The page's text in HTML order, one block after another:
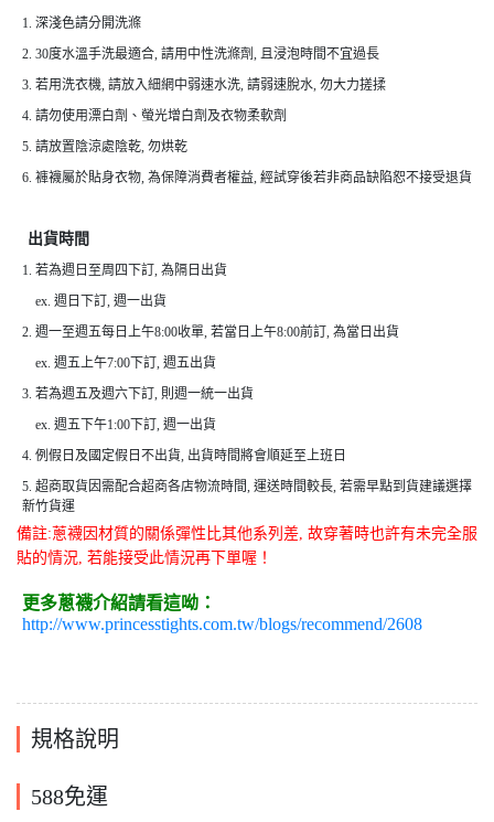
1. 深淺色請分開洗滌
2. 30度水溫手洗最適合, 請用中性洗滌劑, 且浸泡時間不宜過長
3. 若用洗衣機, 請放入細網中弱速水洗, 請弱速脫水, 勿大力搓揉
4. 請勿使用漂白劑、螢光增白劑及衣物柔軟劑
5. 請放置陰涼處陰乾, 勿烘乾
6. 褲襪屬於貼身衣物, 為保障消費者權益, 經試穿後若非商品缺陷恕不接受退貨
出貨時間
1. 若為週日至周四下訂, 為隔日出貨
ex. 週日下訂, 週一出貨
2. 週一至週五每日上午8:00收單, 若當日上午8:00前訂, 為當日出貨
ex. 週五上午7:00下訂, 週五出貨
3. 若為週五及週六下訂, 則週一統一出貨
ex. 週五下午1:00下訂, 週一出貨
4. 例假日及國定假日不出貨, 出貨時間將會順延至上班日
5. 超商取貨因需配合超商各店物流時間, 運送時間較長, 若需早點到貨建議選擇
新竹貨運
備註:蔥襪因材質的關係彈性比其他系列差, 故穿著時也許有未完全服
貼的情況, 若能接受此情況再下單喔！
更多蔥襪介紹請看這呦：
http://www.princesstights.com.tw/blogs/recommend/2608
規格說明
588免運